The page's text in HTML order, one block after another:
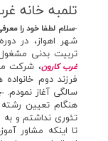
تلمبه خانه
-سلام لطفا خود را
شهر اهواز، در
تربيت بدني
غرب كارون، شركت
سالگي آغاز نمودم.
هنگام تعيين
تئوري نداشتم و
تا اينكه مشاور